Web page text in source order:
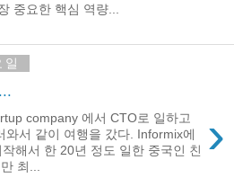
중요한 핵심 역량...
›
company 에서 CTO로 일하고
와서 같이 여행을 갔다. Informix에
해서 한 20년 정도 일한 중국인 친
최...